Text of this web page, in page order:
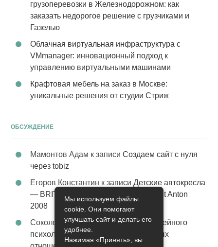
грузоперевозки в Железнодорожном: как
заказать недорогое решение с грузчиками и
Газелью
Облачная виртуальная инфраструктура с
VMmanager: инновационный подход к
управлению виртуальными машинами
Крафтовая мебель на заказ в Москве:
уникальные решения от студии Стриж
ОБСУЖДЕНИЕ
Мамонтов Адам к записиСоздаем сайт с нуля
через tobiz
Егоров Константин к записиДетские автокресла
— BRITAX Evolva 1-2-3 (1-2-3) цвет St Anton
2008
Соколова Эльзак записиУслуги семейного
психолога – стабильность в семейных
Мы используем файлы
cookie. Они помогают
улучшать сайт и делать его
удобнее.
Нажимая «Принять», вы